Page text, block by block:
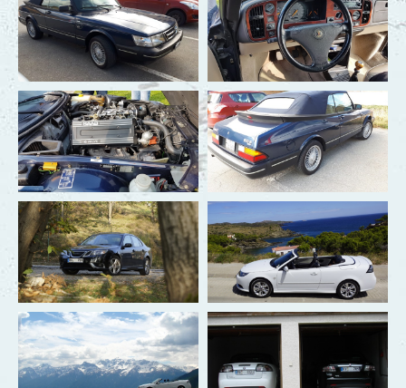
Simone
Sonja & Thomas
Susanne & Wilfried
Sunny & Henning
Thorsten
Ulla & Rafael
Ute & Bruno
Wolfgang
Felgen Datenbank
Freigaben